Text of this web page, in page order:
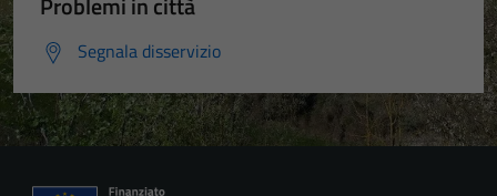
Segnala disservizio